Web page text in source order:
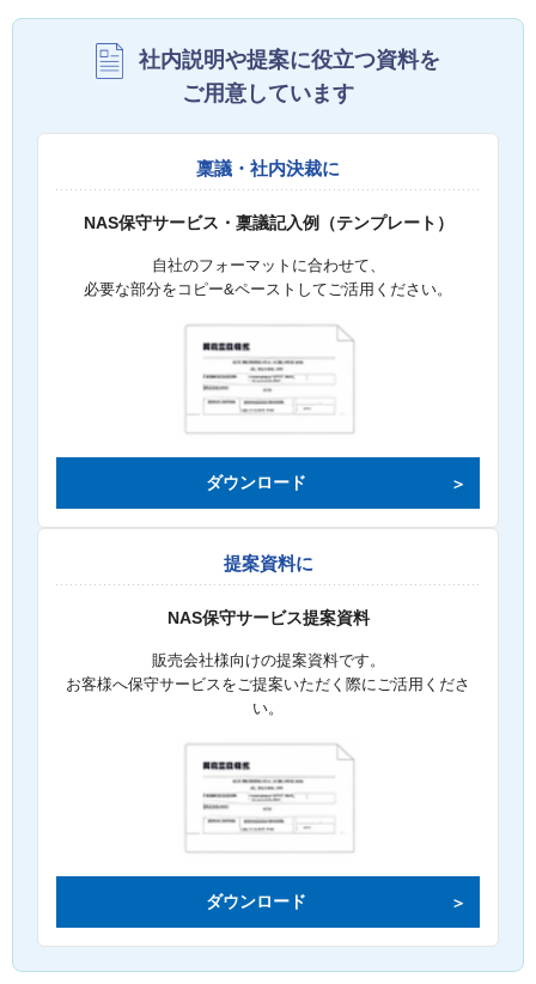
社内説明や提案に役立つ資料を
ご用意しています
稟議・社内決裁に
NAS保守サービス・稟議記入例（テンプレート）
自社のフォーマットに合わせて、
必要な部分をコピー&ペーストしてご活用ください。
ダウンロード
提案資料に
NAS保守サービス提案資料
販売会社様向けの提案資料です。
お客様へ保守サービスをご提案いただく際にご活用くださ
い。
ダウンロード